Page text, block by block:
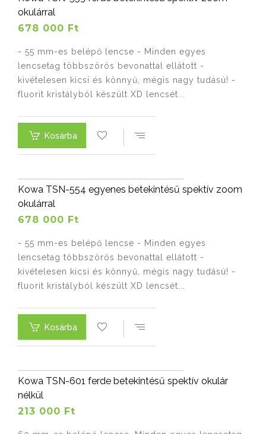
okulárral
678 000 Ft
- 55 mm-es belépő lencse - Minden egyes
lencsetag többszörös bevonattal ellátott -
kivételesen kicsi és könnyű, mégis nagy tudású! -
fluorit kristályból készült XD lencsét...
Kosárba
Kowa TSN-554 egyenes betekintésű spektív zoom
okulárral
678 000 Ft
- 55 mm-es belépő lencse - Minden egyes
lencsetag többszörös bevonattal ellátott -
kivételesen kicsi és könnyű, mégis nagy tudású! -
fluorit kristályból készült XD lencsét...
Kosárba
Kowa TSN-601 ferde betekintésű spektív okulár
nélkül
213 000 Ft